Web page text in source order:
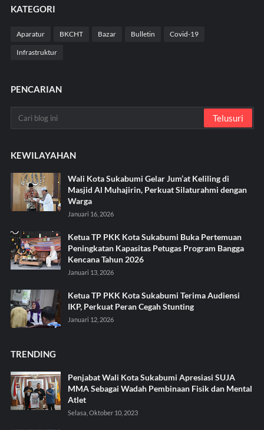
KATEGORI
Aparatur BKCHT Bazar Bulletin Covid-19
Infrastruktur
PENCARIAN
KEWILAYAHAN
Wali Kota Sukabumi Gelar Jum’at Keliling di
Masjid Al Muhajirin, Perkuat Silaturahmi dengan
Warga
Januari 16, 2026
Ketua TP PKK Kota Sukabumi Buka Pertemuan
Peningkatan Kapasitas Petugas Program Bangga
Kencana Tahun 2026
Januari 13, 2026
Ketua TP PKK Kota Sukabumi Terima Audiensi
IKP, Perkuat Peran Cegah Stunting
Januari 12, 2026
TRENDING
Penjabat Wali Kota Sukabumi Apresiasi SUJA
MMA Sebagai Wadah Pembinaan Fisik dan Mental
Atlet
Selasa, Oktober 10, 2023